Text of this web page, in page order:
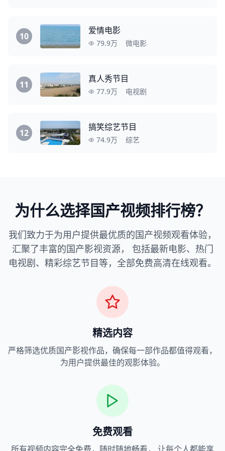
10
爱情电影
79.9万 微电影
11
真人秀节目
77.9万 电视剧
12
搞笑综艺节目
74.9万 综艺
为什么选择国产视频排行榜？
我们致力于为用户提供最优质的国产视频观看体验，
汇聚了丰富的国产影视资源， 包括最新电影、热门
电视剧、精彩综艺节目等，全部免费高清在线观看。
精选内容
严格筛选优质国产影视作品，确保每一部作品都值得观看，
为用户提供最佳的观影体验。
免费观看